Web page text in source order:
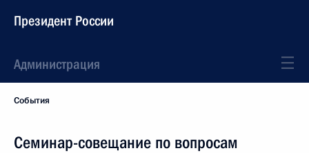
Президент России
Администрация
События
Семинар-совещание по вопросам